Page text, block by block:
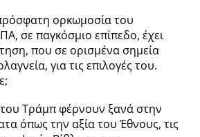
ορκωμοσία του
σε παγκόσμιο επίπεδο, έχει
που σε ορισμένα σημεία
για τις επιλογές του.
του Τράμπ φέρνουν ξανά στην
όπως την αξία του Έθνους, τις